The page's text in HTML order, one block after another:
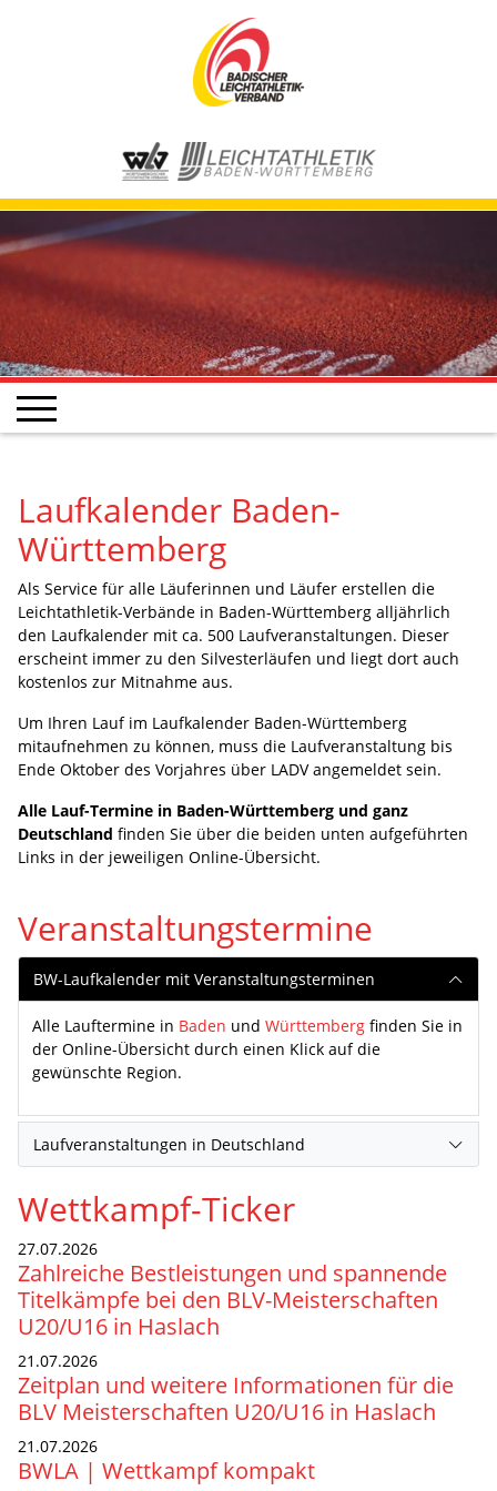
Laufkalender Baden-
Württemberg
Als Service für alle Läuferinnen und Läufer erstellen die
Leichtathletik-Verbände in Baden-Württemberg alljährlich
den Laufkalender mit ca. 500 Laufveranstaltungen. Dieser
erscheint immer zu den Silvesterläufen und liegt dort auch
kostenlos zur Mitnahme aus.
Um Ihren Lauf im Laufkalender Baden-Württemberg
mitaufnehmen zu können, muss die Laufveranstaltung bis
Ende Oktober des Vorjahres über LADV angemeldet sein.
Alle Lauf-Termine in Baden-Württemberg und ganz
Deutschland finden Sie über die beiden unten aufgeführten
Links in der jeweiligen Online-Übersicht.
Veranstaltungstermine
BW-Laufkalender mit Veranstaltungsterminen
Alle Lauftermine in Baden und Württemberg finden Sie in
der Online-Übersicht durch einen Klick auf die
gewünschte Region.
Laufveranstaltungen in Deutschland
Wettkampf-Ticker
27.07.2026
Zahlreiche Bestleistungen und spannende
Titelkämpfe bei den BLV-Meisterschaften
U20/U16 in Haslach
21.07.2026
Zeitplan und weitere Informationen für die
BLV Meisterschaften U20/U16 in Haslach
21.07.2026
BWLA | Wettkampf kompakt